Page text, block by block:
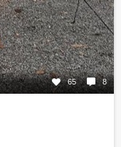
65 8